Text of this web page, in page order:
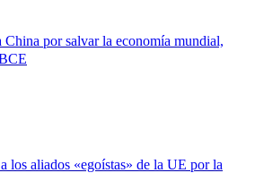
China por salvar la economía mundial,
los aliados «egoístas» de la UE por la